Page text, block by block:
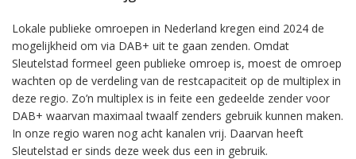
Lokale publieke omroepen in Nederland kregen eind 2024 de
mogelijkheid om via DAB+ uit te gaan zenden. Omdat
Sleutelstad formeel geen publieke omroep is, moest de omroep
wachten op de verdeling van de restcapaciteit op de multiplex in
deze regio. Zo’n multiplex is in feite een gedeelde zender voor
DAB+ waarvan maximaal twaalf zenders gebruik kunnen maken.
In onze regio waren nog acht kanalen vrij. Daarvan heeft
Sleutelstad er sinds deze week dus een in gebruik.